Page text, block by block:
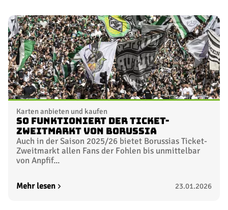
Karten anbieten und kaufen
So funktioniert der Ticket-
Zweitmarkt von Borussia
Auch in der Saison 2025/26 bietet Borussias Ticket-
Zweitmarkt allen Fans der Fohlen bis unmittelbar
von Anpfif...
Mehr lesen 23.01.2026